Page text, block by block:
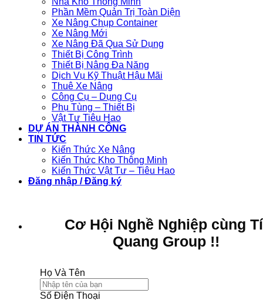
Phần Mềm Quản Trị Toàn Diện
Xe Nâng Chụp Container
Xe Nâng Mới
Xe Nâng Đã Qua Sử Dụng
Thiết Bị Công Trình
Thiết Bị Nâng Đa Năng
Dịch Vụ Kỹ Thuật Hậu Mãi
Thuê Xe Nâng
Công Cụ – Dụng Cụ
Phụ Tùng – Thiết Bị
Vật Tư Tiêu Hao
DỰ ÁN THÀNH CÔNG
TIN TỨC
Kiến Thức Xe Nâng
Kiến Thức Kho Thông Minh
Kiến Thức Vật Tư – Tiêu Hao
Đăng nhập / Đăng ký
Cơ Hội Nghề Nghiệp cùng
Quang Group !!
Họ Và Tên
Số Điện Thoại